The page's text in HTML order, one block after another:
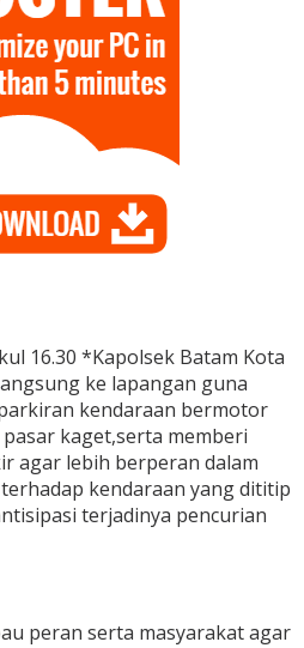
16.30 *Kapolsek Batam Kota
ke lapangan guna
kendaraan bermotor
kaget,serta memberi
agar lebih berperan dalam
kendaraan yang dititip
terjadinya pencurian
peran serta masyarakat agar